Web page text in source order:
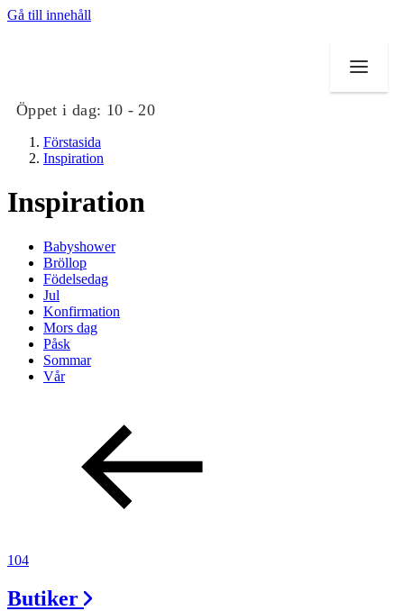
Gå till innehåll
Öppet i dag: 10 - 20
Butiker
Mat och dryck
Evenemang
Erbjudanden
Kundklubb
Öppettider
Praktisk information
Förstasida
Inspiration
Inspiration
Babyshower
Bröllop
Födelsedag
Jul
Konfirmation
Mors dag
Påsk
Sommar
Vår
104
Butiker